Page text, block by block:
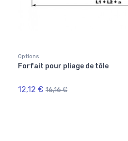
Options
Forfait pour pliage de tôle
12,12 € 16,16 €